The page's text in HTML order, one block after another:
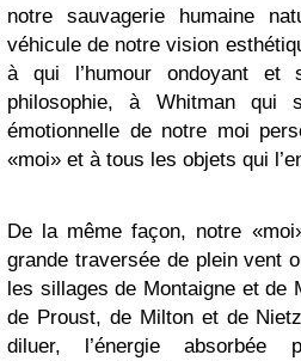
notre sauvagerie humaine
véhicule de notre vision
à qui l’humour ondoyant et
philosophie, à Whitman qui
émotionnelle de notre moi
«moi» et à tous les objets qui
De la même façon, notre
grande traversée de plein vent
les sillages de Montaigne et de
de Proust, de Milton et de
diluer, l’énergie